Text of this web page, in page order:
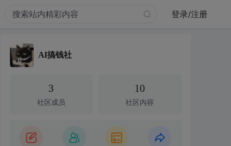
登录/注册
AI搞钱社
3
社区成员
10
社区内容